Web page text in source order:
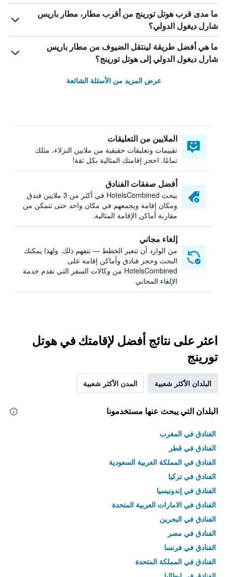
ما مدى قرب هوتل تورينج من أقرب مطار، مطار باريس
شارل ديغول الدولي؟
ما هي أفضل طريقة لينتقل الضيوف من مطار باريس
شارل ديغول الدولي إلى هوتل تورينج؟
عرض المزيد من الأسئلة الشائعة
الملايين من التعليقات
تقييمات وتعليقات حقيقية من ملايين النزلاء، مثلك
تمامًا. احجز إقامتك المثالية بكل ثقة!
أفضل صفقات الفنادق
يبحث HotelsCombined في أكثر من 3 ملايين فندق
ومكان إقامة ويجمعهم في مكان واحد حتى تتمكن من
مقارنة أماكن الإقامة المثالية.
إلغاء مجاني
من الوارد أن تتغير الخطط — نتفهم ذلك. ولهذا يمكنك
البحث وحجز فنادق وأماكن إقامة على
HotelsCombined من وكالات السفر التي تقدم خدمة
الإلغاء المجاني
اعثر على نتائج أفضل لإقامتك في هوتل
تورينج
البلدان الأكثر شعبية المدن الأكثر شعبية
البلدان التي يبحث عنها مستخدمونا
الفنادق في المغرب
الفنادق في قطر
الفنادق في المملكة العربية السعودية
الفنادق في تركيا
الفنادق في إندونيسيا
الفنادق في الامارات العربية المتحدة
الفنادق في البحرين
الفنادق في مصر
الفنادق في فرنسا
الفنادق في المملكة المتحدة